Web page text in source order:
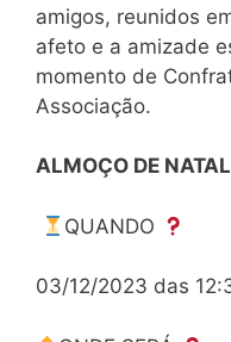
amigos, reunidos
afeto e a amizade
momento de
ALMOÇO DE
QUANDO
03/12/2023 das